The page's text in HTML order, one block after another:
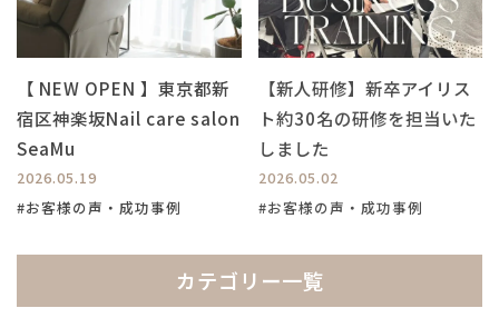
【 NEW OPEN 】東京都新
宿区神楽坂Nail care salon
SeaMu
2026.05.19
#お客様の声・成功事例
【新人研修】新卒アイリス
ト約30名の研修を担当いた
しました
2026.05.02
#お客様の声・成功事例
カテゴリー一覧